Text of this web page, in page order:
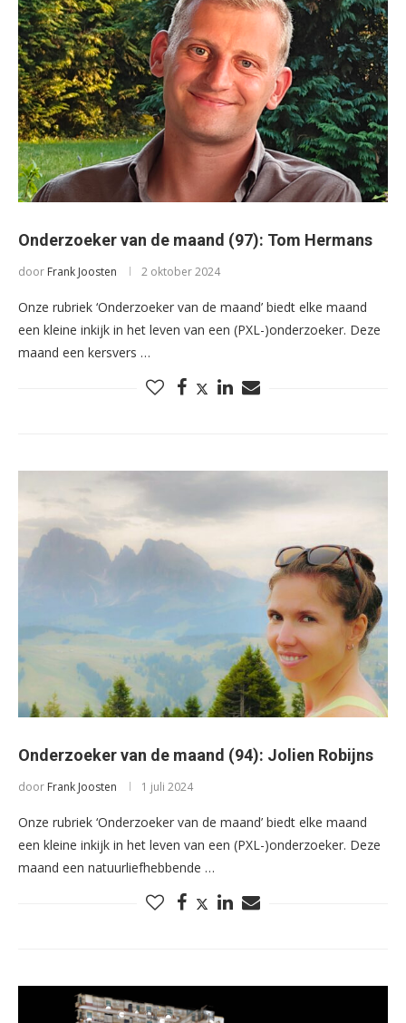
Onderzoeker van de maand (97): Tom Hermans
door Frank Joosten 2 oktober 2024
Onze rubriek ‘Onderzoeker van de maand’ biedt elke maand
een kleine inkijk in het leven van een (PXL-)onderzoeker. Deze
maand een kersvers …
Onderzoeker van de maand (94): Jolien Robijns
door Frank Joosten 1 juli 2024
Onze rubriek ‘Onderzoeker van de maand’ biedt elke maand
een kleine inkijk in het leven van een (PXL-)onderzoeker. Deze
maand een natuurliefhebbende …